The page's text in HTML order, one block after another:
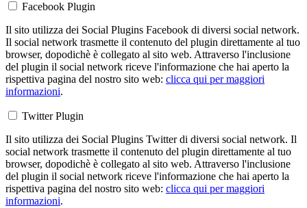
Facebook Plugin
Il sito utilizza dei Social Plugins Facebook di diversi social network.
Il social network trasmette il contenuto del plugin direttamente al tuo
browser, dopodichè è collegato al sito web. Attraverso l'inclusione
del plugin il social network riceve l'informazione che hai aperto la
rispettiva pagina del nostro sito web: clicca qui per maggiori
informazioni.
Twitter Plugin
Il sito utilizza dei Social Plugins Twitter di diversi social network. Il
social network trasmette il contenuto del plugin direttamente al tuo
browser, dopodichè è collegato al sito web. Attraverso l'inclusione
del plugin il social network riceve l'informazione che hai aperto la
rispettiva pagina del nostro sito web: clicca qui per maggiori
informazioni.